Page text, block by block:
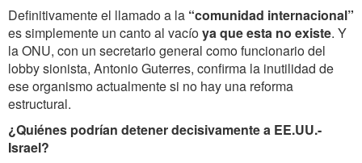
Definitivamente el llamado a la “comunidad internacional”
es simplemente un canto al vacíoya que esta no existe. Y
la ONU, con un secretario general como funcionario del
lobby sionista, Antonio Guterres, confirma la inutilidad de
ese organismo actualmente si no hay una reforma
estructural.
¿Quiénes podrían detener decisivamente a EE.UU.-
Israel?